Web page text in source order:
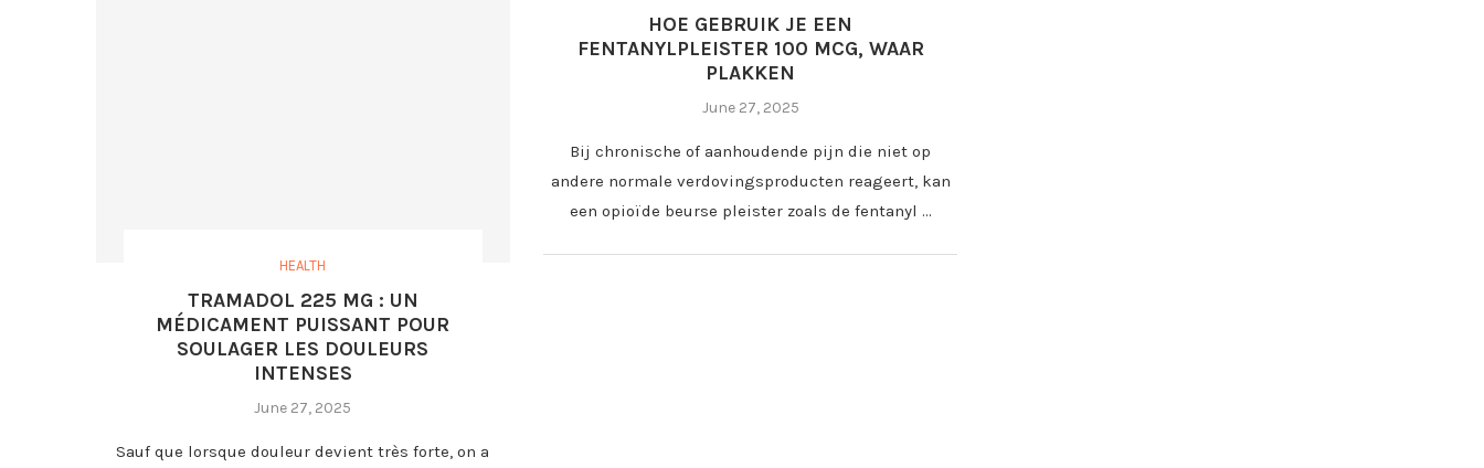
HEALTH
TRAMADOL 225 MG : UN
MÉDICAMENT PUISSANT POUR
SOULAGER LES DOULEURS
INTENSES
June 27, 2025
Sauf que lorsque douleur devient très forte, on a
HOE GEBRUIK JE EEN
FENTANYLPLEISTER 100 MCG, WAAR
PLAKKEN
June 27, 2025
Bij chronische of aanhoudende pijn die niet op
andere normale verdovingsproducten reageert, kan
een opioïde beurse pleister zoals de fentanyl …